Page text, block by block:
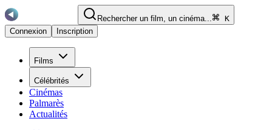
Rechercher un film, un cinéma...
K
Connexion
Inscription
Films
Célébrités
Cinémas
Palmarès
Actualités